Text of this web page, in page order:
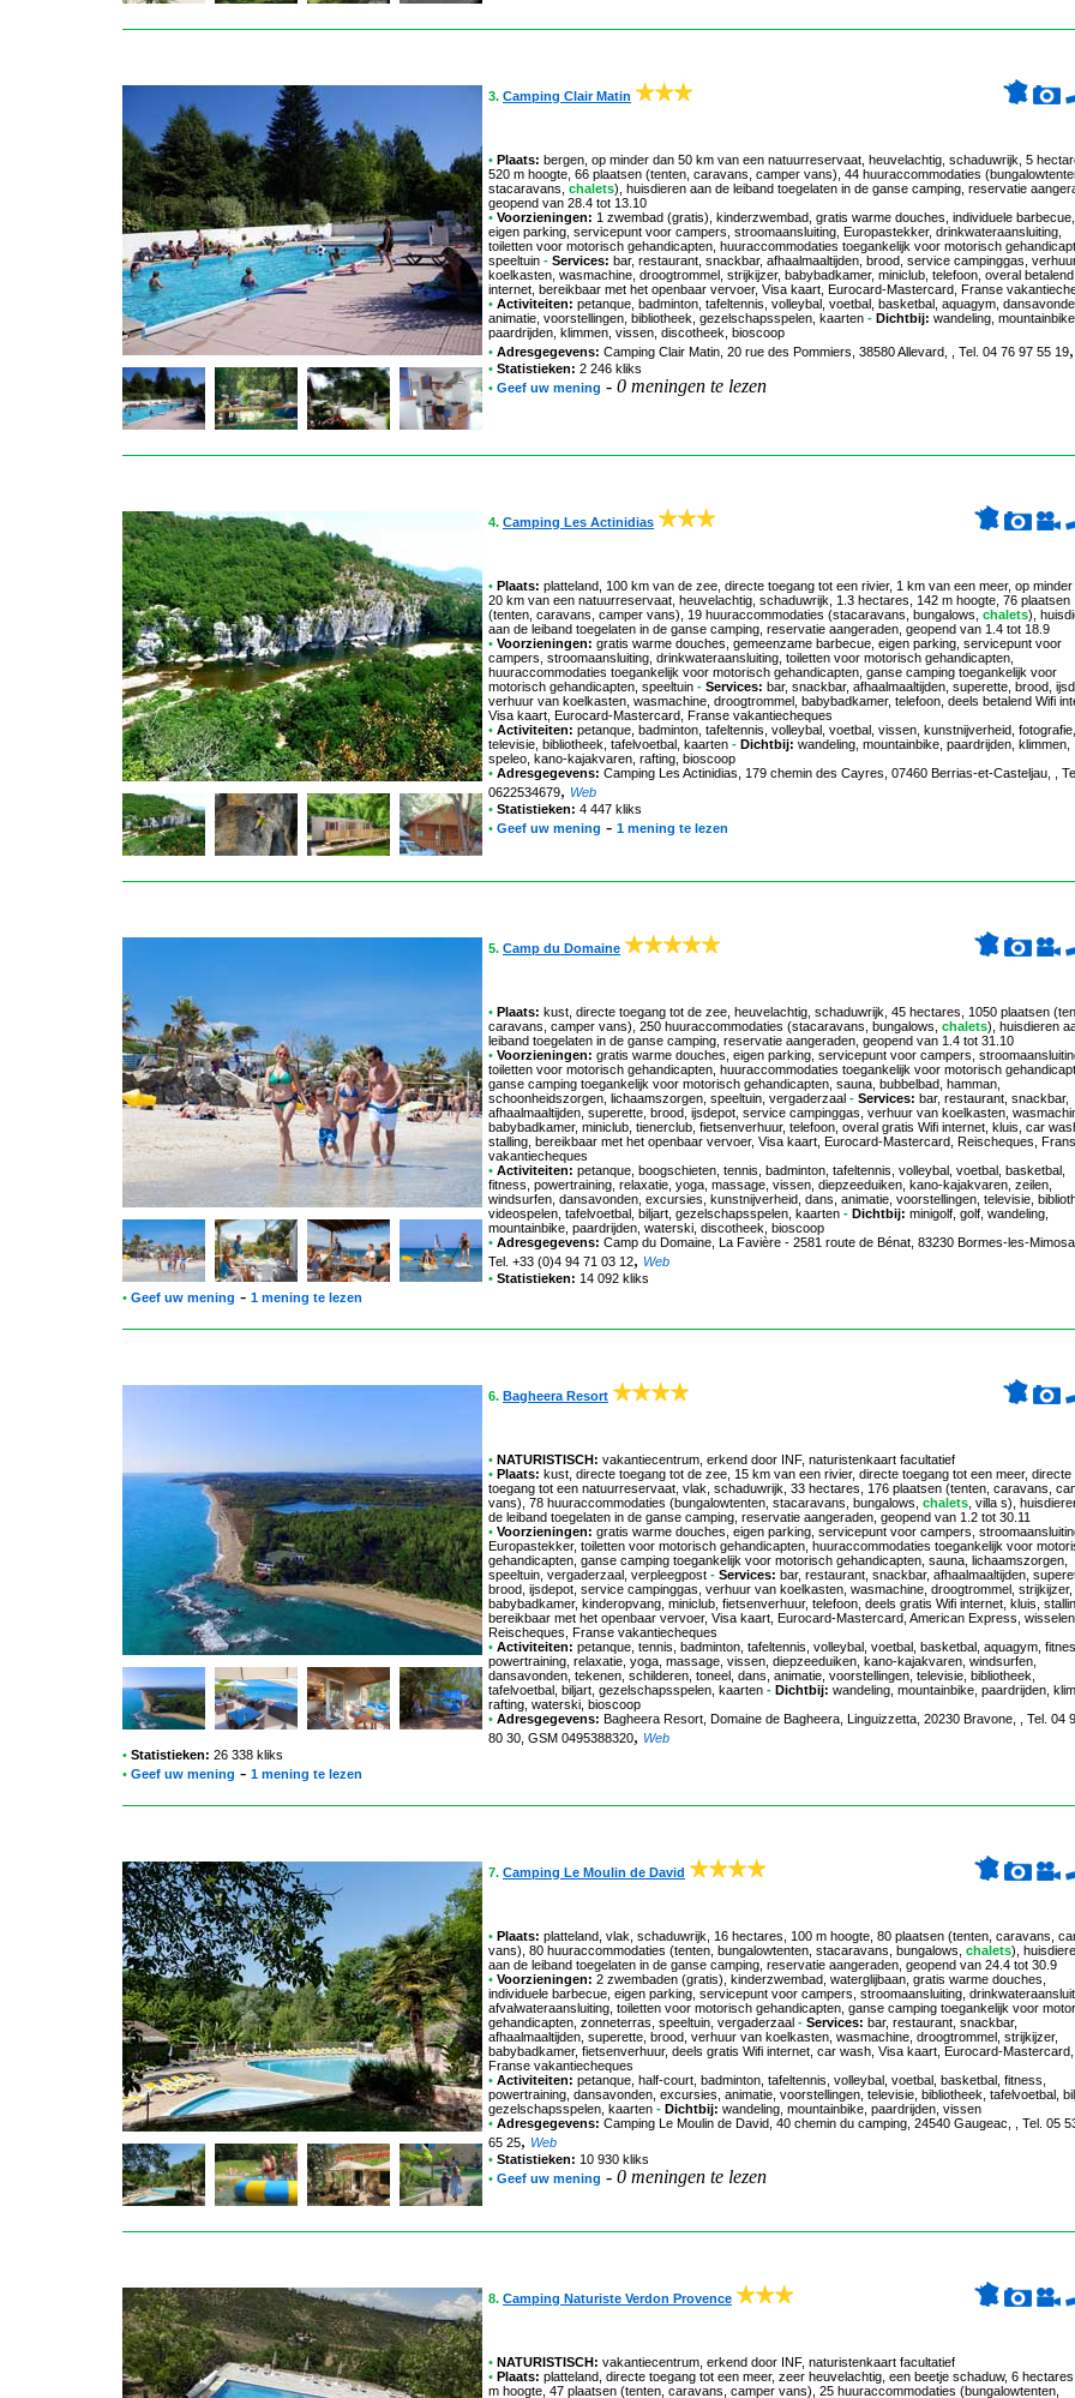
3. Camping Clair Matin
• Plaats: bergen, op minder dan 50 km van een natuurreservaat, heuvelachtig, schaduwrijk, 5
520 m hoogte, 66 plaatsen (tenten, caravans, camper vans), 44 huuraccommodaties
stacaravans, chalets), huisdieren aan de leiband toegelaten in de ganse camping, reservatie
geopend van 28.4 tot 13.10
• Voorzieningen: 1 zwembad (gratis), kinderzwembad, gratis warme douches, individuele barbecue,
eigen parking, servicepunt voor campers, stroomaansluiting, Europastekker, drinkwateraansluiting,
toiletten voor motorisch gehandicapten, huuraccommodaties toegankelijk voor motorisch
speeltuin - Services: bar, restaurant, snackbar, afhaalmaaltijden, brood, service campinggas,
koelkasten, wasmachine, droogtrommel, strijkijzer, babybadkamer, miniclub, telefoon, overal betalend
internet, bereikbaar met het openbaar vervoer, Visa kaart, Eurocard-Mastercard, Franse
• Activiteiten: petanque, badminton, tafeltennis, volleybal, voetbal, basketbal, aquagym,
animatie, voorstellingen, bibliotheek, gezelschapsspelen, kaarten - Dichtbij: wandeling, mountainbike,
paardrijden, klimmen, vissen, discotheek, bioscoop
• Adresgegevens: Camping Clair Matin , 20 rue des Pommiers, 38580 Allevard, , Tel. 04 76 97 55 19,
• Statistieken: 2 246 kliks
• Geef uw mening - 0 meningen te lezen
4. Camping Les Actinidias
• Plaats: platteland, 100 km van de zee, directe toegang tot een rivier, 1 km van een meer, op minder
20 km van een natuurreservaat, heuvelachtig, schaduwrijk, 1.3 hectares, 142 m hoogte, 76 plaatsen
(tenten, caravans, camper vans), 19 huuraccommodaties (stacaravans, bungalows, chalets),
aan de leiband toegelaten in de ganse camping, reservatie aangeraden, geopend van 1.4 tot 18.9
• Voorzieningen: gratis warme douches, gemeenzame barbecue, eigen parking, servicepunt voor
campers, stroomaansluiting, drinkwateraansluiting, toiletten voor motorisch gehandicapten,
huuraccommodaties toegankelijk voor motorisch gehandicapten, ganse camping toegankelijk voor
motorisch gehandicapten, speeltuin - Services: bar, snackbar, afhaalmaaltijden, superette, brood,
verhuur van koelkasten, wasmachine, droogtrommel, babybadkamer, telefoon, deels betalend Wifi
Visa kaart, Eurocard-Mastercard, Franse vakantiecheques
• Activiteiten: petanque, badminton, tafeltennis, volleybal, voetbal, vissen, kunstnijverheid, fotografie,
televisie, bibliotheek, tafelvoetbal, kaarten - Dichtbij: wandeling, mountainbike, paardrijden, klimmen,
speleo, kano-kajakvaren, rafting, bioscoop
• Adresgegevens: Camping Les Actinidias , 179 chemin des Cayres, 07460 Berrias-et-Casteljau, ,
0622534679, Web
• Statistieken: 4 447 kliks
• Geef uw mening - 1 mening te lezen
5. Camp du Domaine
• Plaats: kust, directe toegang tot de zee, heuvelachtig, schaduwrijk, 45 hectares, 1050 plaatsen
caravans, camper vans), 250 huuraccommodaties (stacaravans, bungalows, chalets), huisdieren
leiband toegelaten in de ganse camping, reservatie aangeraden, geopend van 1.4 tot 31.10
• Voorzieningen: gratis warme douches, eigen parking, servicepunt voor campers,
toiletten voor motorisch gehandicapten, huuraccommodaties toegankelijk voor motorisch
ganse camping toegankelijk voor motorisch gehandicapten, sauna, bubbelbad, hamman,
schoonheidszorgen, lichaamszorgen, speeltuin, vergaderzaal - Services: bar, restaurant, snackbar,
afhaalmaaltijden, superette, brood, ijsdepot, service campinggas, verhuur van koelkasten,
babybadkamer, miniclub, tienerclub, fietsenverhuur, telefoon, overal gratis Wifi internet, kluis, car
stalling, bereikbaar met het openbaar vervoer, Visa kaart, Eurocard-Mastercard, Reischeques,
vakantiecheques
• Activiteiten: petanque, boogschieten, tennis, badminton, tafeltennis, volleybal, voetbal, basketbal,
fitness, powertraining, relaxatie, yoga, massage, vissen, diepzeeduiken, kano-kajakvaren, zeilen,
windsurfen, dansavonden, excursies, kunstnijverheid, dans, animatie, voorstellingen, televisie,
videospelen, tafelvoetbal, biljart, gezelschapsspelen, kaarten - Dichtbij: minigolf, golf, wandeling,
mountainbike, paardrijden, waterski, discotheek, bioscoop
• Adresgegevens: Camp du Domaine , La Favière - 2581 route de Bénat, 83230 Bormes-les-
Tel. +33 (0)4 94 71 03 12, Web
• Statistieken: 14 092 kliks
• Geef uw mening - 1 mening te lezen
6. Bagheera Resort
• NATURISTISCH: vakantiecentrum erkend door INF, naturistenkaart facultatief
• Plaats: kust, directe toegang tot de zee, 15 km van een rivier, directe toegang tot een meer, directe
toegang tot een natuurreservaat, vlak, schaduwrijk, 33 hectares, 176 plaatsen (tenten, caravans,
vans), 78 huuraccommodaties (bungalowtenten, stacaravans, bungalows, chalets , villa s),
de leiband toegelaten in de ganse camping, reservatie aangeraden, geopend van 1.2 tot 30.11
• Voorzieningen: gratis warme douches, eigen parking, servicepunt voor campers,
Europastekker, toiletten voor motorisch gehandicapten, huuraccommodaties toegankelijk voor
gehandicapten, ganse camping toegankelijk voor motorisch gehandicapten, sauna, lichaamszorgen,
speeltuin, vergaderzaal, verpleegpost - Services: bar, restaurant, snackbar, afhaalmaaltijden,
brood, ijsdepot, service campinggas, verhuur van koelkasten, wasmachine, droogtrommel, strijkijzer,
babybadkamer, kinderopvang, miniclub, fietsenverhuur, telefoon, deels gratis Wifi internet, kluis,
bereikbaar met het openbaar vervoer, Visa kaart, Eurocard-Mastercard, American Express, wisselen,
Reischeques, Franse vakantiecheques
• Activiteiten: petanque, tennis, badminton, tafeltennis, volleybal, voetbal, basketbal, aquagym,
powertraining, relaxatie, yoga, massage, vissen, diepzeeduiken, kano-kajakvaren, windsurfen,
dansavonden, tekenen, schilderen, toneel, dans, animatie, voorstellingen, televisie, bibliotheek,
tafelvoetbal, biljart, gezelschapsspelen, kaarten - Dichtbij: wandeling, mountainbike, paardrijden,
rafting, waterski, bioscoop
• Adresgegevens: Bagheera Resort , Domaine de Bagheera, Linguizzetta, 20230 Bravone, , Tel. 04
80 30, GSM 0495388320, Web
• Statistieken: 26 338 kliks
• Geef uw mening - 1 mening te lezen
7. Camping Le Moulin de David
• Plaats: platteland, vlak, schaduwrijk, 16 hectares, 100 m hoogte, 80 plaatsen (tenten, caravans,
vans), 80 huuraccommodaties (tenten, bungalowtenten, stacaravans, bungalows, chalets),
aan de leiband toegelaten in de ganse camping, reservatie aangeraden, geopend van 24.4 tot 30.9
• Voorzieningen: 2 zwembaden (gratis), kinderzwembad, waterglijbaan, gratis warme douches,
individuele barbecue, eigen parking, servicepunt voor campers, stroomaansluiting,
afvalwateraansluiting, toiletten voor motorisch gehandicapten, ganse camping toegankelijk voor
gehandicapten, zonneterras, speeltuin, vergaderzaal - Services: bar, restaurant, snackbar,
afhaalmaaltijden, superette, brood, verhuur van koelkasten, wasmachine, droogtrommel, strijkijzer,
babybadkamer, fietsenverhuur, deels gratis Wifi internet, car wash, Visa kaart, Eurocard-Mastercard,
Franse vakantiecheques
• Activiteiten: petanque, half-court, badminton, tafeltennis, volleybal, voetbal, basketbal, fitness,
powertraining, dansavonden, excursies, animatie, voorstellingen, televisie, bibliotheek, tafelvoetbal,
gezelschapsspelen, kaarten - Dichtbij: wandeling, mountainbike, paardrijden, vissen
• Adresgegevens: Camping Le Moulin de David , 40 chemin du camping, 24540 Gaugeac, , Tel. 05
65 25, Web
• Statistieken: 10 930 kliks
• Geef uw mening - 0 meningen te lezen
8. Camping Naturiste Verdon Provence
• NATURISTISCH: vakantiecentrum erkend door INF, naturistenkaart facultatief
• Plaats: platteland, directe toegang tot een meer, zeer heuvelachtig, een beetje schaduw, 6
m hoogte, 47 plaatsen (tenten, caravans, camper vans), 25 huuraccommodaties (bungalowtenten,